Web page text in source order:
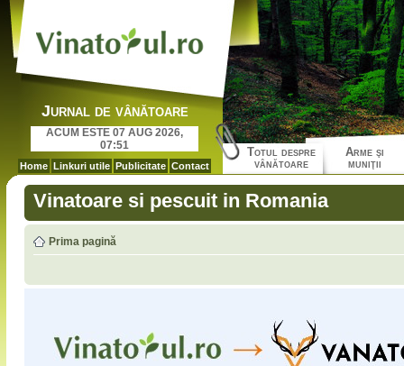
Jurnal de vânătoare
ACUM ESTE 07 AUG 2026,
07:51
Home Linkuri utile Publicitate Contact
Totul despre
vânătoare
Arme şi
muniţii
Vinatoare si pescuit in Romania
Prima pagină